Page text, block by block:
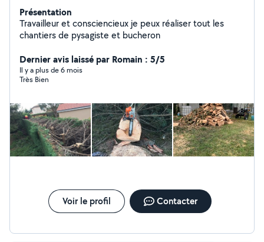
Présentation
Travailleur et consciencieux je peux réaliser tout les
chantiers de pysagiste et bucheron
Dernier avis laissé par Romain : 5/5
Il y a plus de 6 mois
Très Bien
Voir le profil Contacter